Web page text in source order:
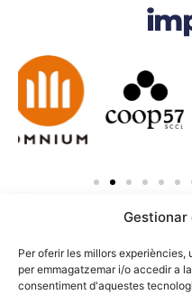
Per oferir les millors
per emmagatzemar i/o accedir a
consentiment d'aquestes